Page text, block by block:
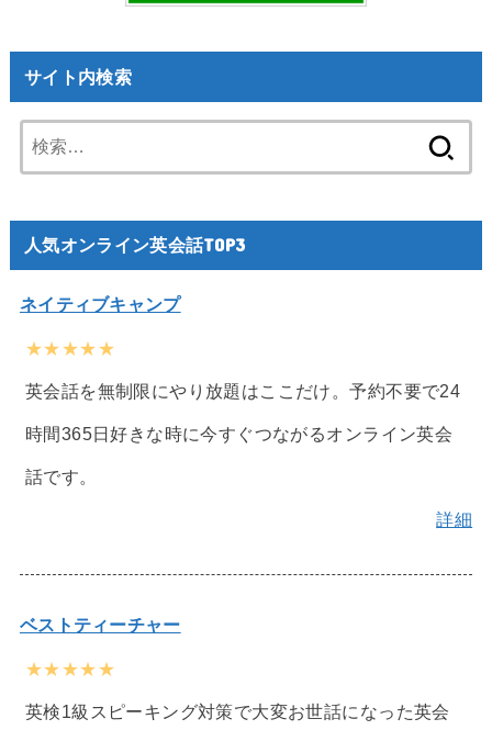
サイト内検索
索:
人気オンライン英会話TOP3
ネイティブキャンプ
★★★★★
英会話を無制限にやり放題はここだけ。予約不要で24
時間365日好きな時に今すぐつながるオンライン英会
話です。
詳細
ベストティーチャー
★★★★★
英検1級スピーキング対策で大変お世話になった英会